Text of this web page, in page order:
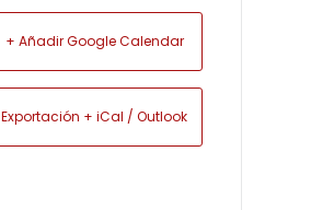
+ Añadir Google Calendar
Exportación + iCal / Outlook